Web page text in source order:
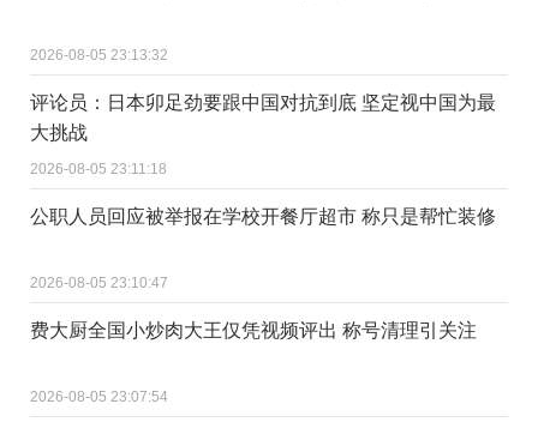
2026-08-05 23:13:32
评论员：日本卯足劲要跟中国对抗到底 坚定视中国为最
大挑战
2026-08-05 23:11:18
公职人员回应被举报在学校开餐厅超市 称只是帮忙装修
2026-08-05 23:10:47
费大厨全国小炒肉大王仅凭视频评出 称号清理引关注
2026-08-05 23:07:54